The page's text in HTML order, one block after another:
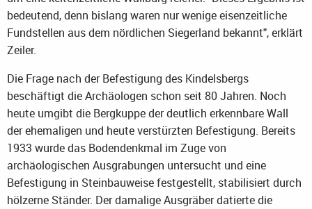
bedeutend, denn bislang waren nur wenige eisenzeitliche
Fundstellen aus dem nördlichen Siegerland bekannt", erklärt
Zeiler.
Die Frage nach der Befestigung des Kindelsbergs
beschäftigt die Archäologen schon seit 80 Jahren. Noch
heute umgibt die Bergkuppe der deutlich erkennbare Wall
der ehemaligen und heute verstürzten Befestigung. Bereits
1933 wurde das Bodendenkmal im Zuge von
archäologischen Ausgrabungen untersucht und eine
Befestigung in Steinbauweise festgestellt, stabilisiert durch
hölzerne Ständer. Der damalige Ausgräber datierte die